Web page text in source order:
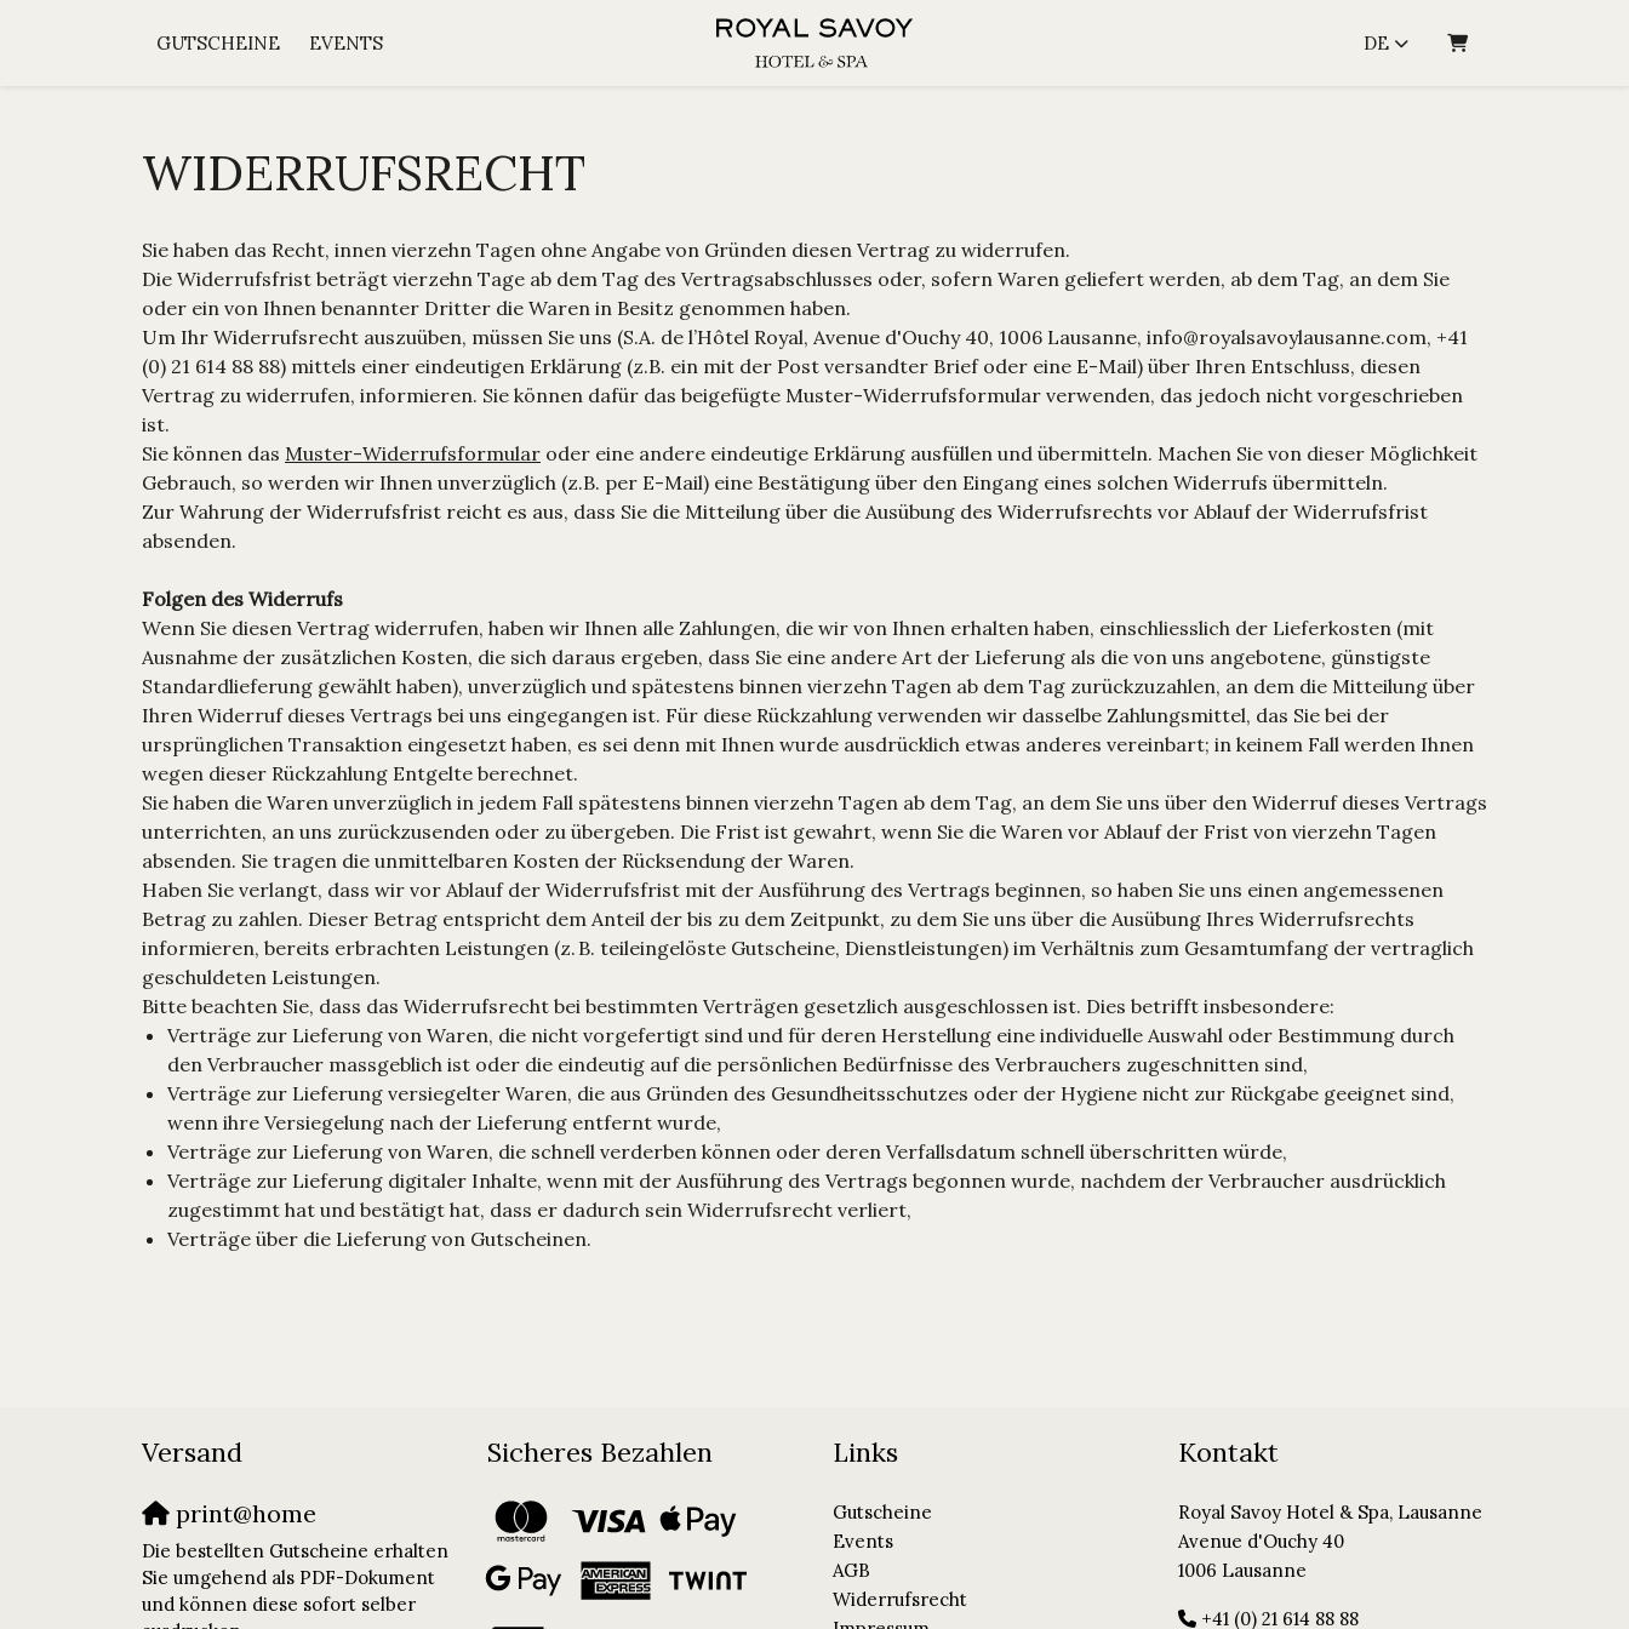
GUTSCHEINE EVENTS DE WARENKORB
WIDERRUFSRECHT
Sie haben das Recht, innen vierzehn Tagen ohne Angabe von Gründen diesen Vertrag zu widerrufen.
Die Widerrufsfrist beträgt vierzehn Tage ab dem Tag des Vertragsabschlusses oder, sofern Waren geliefert werden, ab dem Tag, an dem Sie
oder ein von Ihnen benannter Dritter die Waren in Besitz genommen haben.
Um Ihr Widerrufsrecht auszuüben, müssen Sie uns (S.A. de l’Hôtel Royal, Avenue d'Ouchy 40, 1006 Lausanne, info@royalsavoylausanne.com, +41
(0) 21 614 88 88) mittels einer eindeutigen Erklärung (z.B. ein mit der Post versandter Brief oder eine E-Mail) über Ihren Entschluss, diesen
Vertrag zu widerrufen, informieren. Sie können dafür das beigefügte Muster-Widerrufsformular verwenden, das jedoch nicht vorgeschrieben
ist.
Sie können das Muster-Widerrufsformular oder eine andere eindeutige Erklärung ausfüllen und übermitteln. Machen Sie von dieser Möglichkeit
Gebrauch, so werden wir Ihnen unverzüglich (z.B. per E-Mail) eine Bestätigung über den Eingang eines solchen Widerrufs übermitteln.
Zur Wahrung der Widerrufsfrist reicht es aus, dass Sie die Mitteilung über die Ausübung des Widerrufsrechts vor Ablauf der Widerrufsfrist
absenden.
Folgen des Widerrufs
Wenn Sie diesen Vertrag widerrufen, haben wir Ihnen alle Zahlungen, die wir von Ihnen erhalten haben, einschliesslich der Lieferkosten (mit
Ausnahme der zusätzlichen Kosten, die sich daraus ergeben, dass Sie eine andere Art der Lieferung als die von uns angebotene, günstigste
Standardlieferung gewählt haben), unverzüglich und spätestens binnen vierzehn Tagen ab dem Tag zurückzuzahlen, an dem die Mitteilung über
Ihren Widerruf dieses Vertrags bei uns eingegangen ist. Für diese Rückzahlung verwenden wir dasselbe Zahlungsmittel, das Sie bei der
ursprünglichen Transaktion eingesetzt haben, es sei denn mit Ihnen wurde ausdrücklich etwas anderes vereinbart; in keinem Fall werden Ihnen
wegen dieser Rückzahlung Entgelte berechnet.
Sie haben die Waren unverzüglich in jedem Fall spätestens binnen vierzehn Tagen ab dem Tag, an dem Sie uns über den Widerruf dieses Vertrags
unterrichten, an uns zurückzusenden oder zu übergeben. Die Frist ist gewahrt, wenn Sie die Waren vor Ablauf der Frist von vierzehn Tagen
absenden. Sie tragen die unmittelbaren Kosten der Rücksendung der Waren.
Haben Sie verlangt, dass wir vor Ablauf der Widerrufsfrist mit der Ausführung des Vertrags beginnen, so haben Sie uns einen angemessenen
Betrag zu zahlen. Dieser Betrag entspricht dem Anteil der bis zu dem Zeitpunkt, zu dem Sie uns über die Ausübung Ihres Widerrufsrechts
informieren, bereits erbrachten Leistungen (z. B. teileingelöste Gutscheine, Dienstleistungen) im Verhältnis zum Gesamtumfang der vertraglich
geschuldeten Leistungen.
Bitte beachten Sie, dass das Widerrufsrecht bei bestimmten Verträgen gesetzlich ausgeschlossen ist. Dies betrifft insbesondere:
Verträge zur Lieferung von Waren, die nicht vorgefertigt sind und für deren Herstellung eine individuelle Auswahl oder Bestimmung durch
den Verbraucher massgeblich ist oder die eindeutig auf die persönlichen Bedürfnisse des Verbrauchers zugeschnitten sind,
Verträge zur Lieferung versiegelter Waren, die aus Gründen des Gesundheitsschutzes oder der Hygiene nicht zur Rückgabe geeignet sind,
wenn ihre Versiegelung nach der Lieferung entfernt wurde,
Verträge zur Lieferung von Waren, die schnell verderben können oder deren Verfallsdatum schnell überschritten würde,
Verträge zur Lieferung digitaler Inhalte, wenn mit der Ausführung des Vertrags begonnen wurde, nachdem der Verbraucher ausdrücklich
zugestimmt hat und bestätigt hat, dass er dadurch sein Widerrufsrecht verliert,
Verträge über die Lieferung von Gutscheinen.
Versand
print@home
Die bestellten Gutscheine erhalten
Sie umgehend als PDF-Dokument
und können diese sofort selber
Sicheres Bezahlen Links
Gutscheine
Events
AGB
Widerrufsrecht
Kontakt
Royal Savoy Hotel & Spa, Lausanne
Avenue d'Ouchy 40
1006 Lausanne
+41 (0) 21 614 88 88